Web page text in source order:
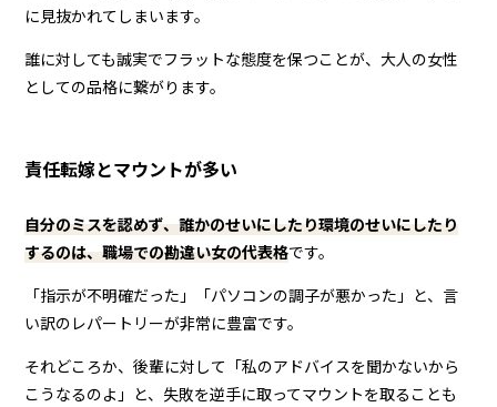
に見抜かれてしまいます。
誰に対しても誠実でフラットな態度を保つことが、大人の女性
としての品格に繋がります。
責任転嫁とマウントが多い
自分のミスを認めず、誰かのせいにしたり環境のせいにしたり
するのは、職場での勘違い女の代表格です。
「指示が不明確だった」「パソコンの調子が悪かった」と、言
い訳のレパートリーが非常に豊富です。
それどころか、後輩に対して「私のアドバイスを聞かないから
こうなるのよ」と、失敗を逆手に取ってマウントを取ることも